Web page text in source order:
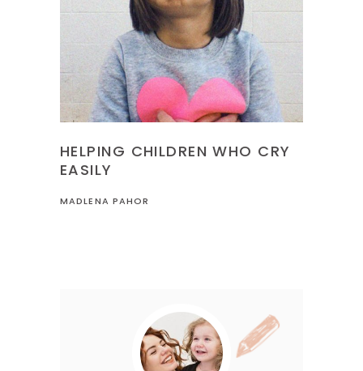
HELPING CHILDREN WHO CRY
EASILY
MADLENA PAHOR